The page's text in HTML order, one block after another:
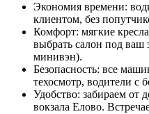
Экономия времени:
клиентом, без
Комфорт: мягкие
выбрать салон под ваш
минивэн).
Безопасность: все
техосмотр, водители с
Удобство: забираем от
вокзала Елово.